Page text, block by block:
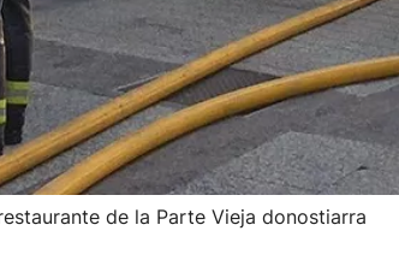
de la Parte Vieja donostiarra